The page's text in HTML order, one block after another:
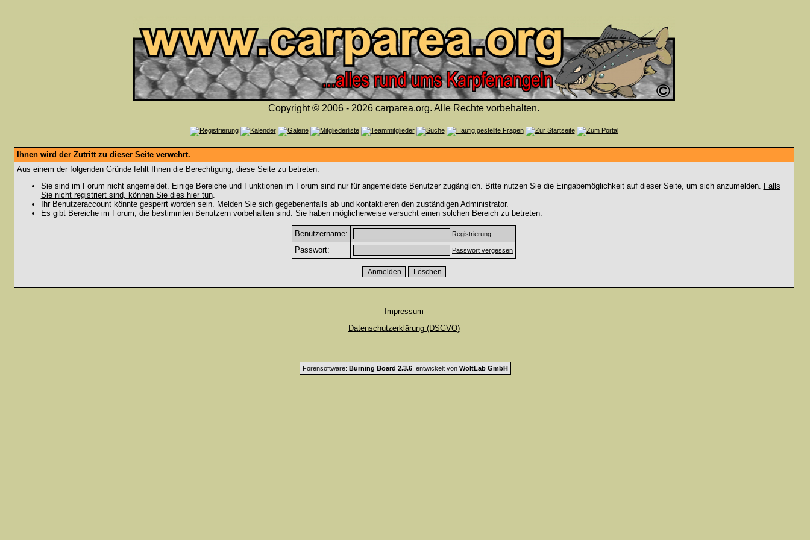
Copyright © 2006 - 2026 carparea.org. Alle Rechte vorbehalten.
Ihnen wird der Zutritt zu dieser Seite verwehrt.
Aus einem der folgenden Gründe fehlt Ihnen die Berechtigung, diese Seite zu betreten:
Sie sind im Forum nicht angemeldet. Einige Bereiche und Funktionen im Forum sind nur für angemeldete Benutzer zugänglich. Bitte nutzen Sie die Eingabemöglichkeit auf dieser Seite, um sich anzumelden. Falls
Sie nicht registriert sind, können Sie dies hier tun.
Ihr Benutzeraccount könnte gesperrt worden sein. Melden Sie sich gegebenenfalls ab und kontaktieren den zuständigen Administrator.
Es gibt Bereiche im Forum, die bestimmten Benutzern vorbehalten sind. Sie haben möglicherweise versucht einen solchen Bereich zu betreten.
Benutzername: Registrierung
Passwort: Passwort vergessen
Impressum
Datenschutzerklärung (DSGVO)
Forensoftware: Burning Board 2.3.6, entwickelt von WoltLab GmbH